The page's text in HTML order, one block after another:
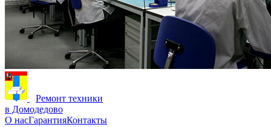
Ремонт техники
в Домодедово
О насГарантияКонтакты